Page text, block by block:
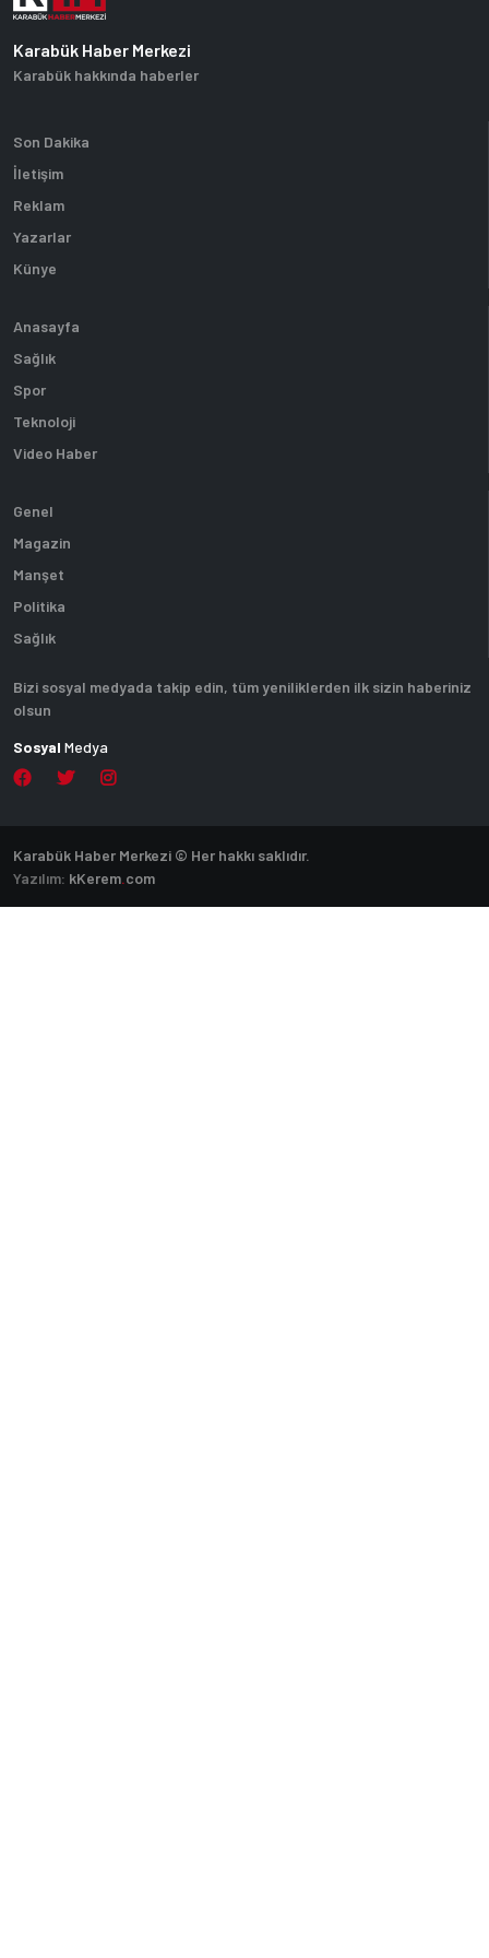
Karabük Haber Merkezi
Karabük hakkında haberler
Son Dakika
İletişim
Reklam
Yazarlar
Künye
Anasayfa
Sağlık
Spor
Teknoloji
Video Haber
Genel
Magazin
Manşet
Politika
Sağlık
Bizi sosyal medyada takip edin, tüm yeniliklerden ilk sizin haberiniz
olsun
Sosyal Medya
Karabük Haber Merkezi © Her hakkı saklıdır.
Yazılım: kKerem.com